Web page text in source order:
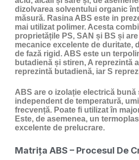
dizolvarea solventului organic
măsură. Rasina ABS este in
mai utilizat polimer. Acesta
proprietățile PS, SAN și BS și
mecanice excelente de duritate,
de fază rigid. ABS este un
butadienă și stiren, A reprezintă
reprezintă butadienă, iar S
ABS are o izolație electrică bună
independent de temperatură,
frecvență. Poate fi utilizat în
Este, de asemenea, un
excelente de prelucrare.
Matrița ABS – Procesul De